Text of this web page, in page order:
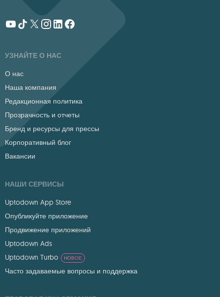
УЗНАЙТЕ О НАС
О нас
Наша компания
Редакционная политика
Прозрачность и отчеты
Бренд и ресурсы для прессы
Корпоративный блог
Вакансии
НАШИ СЕРВИСЫ
Uptodown App Store
Опубликуйте приложение
Продвижение приложений
Uptodown Ads
Uptodown Turbo
НОВОЕ
Часто задаваемые вопросы и поддержка